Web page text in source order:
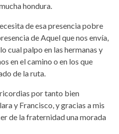
hondura.
de esa presencia pobre
de Aquel que nos envía,
cual palpo en las hermanas y
en el camino o en los que
de la ruta.
por tanto bien
y Francisco, y gracias a mis
de la fraternidad una morada